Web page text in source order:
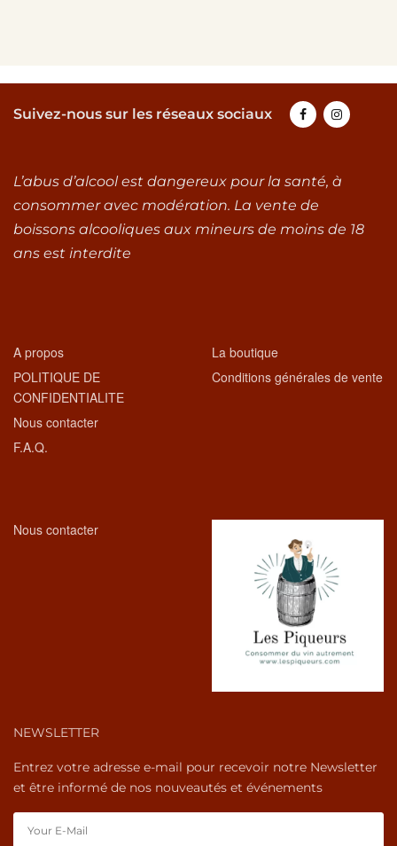
Suivez-nous sur les réseaux sociaux
L’abus d’alcool est dangereux pour la santé, à
consommer avec modération. La vente de
boissons alcooliques aux mineurs de moins de 18
ans est interdite
A propos
POLITIQUE DE
CONFIDENTIALITE
Nous contacter
F.A.Q.
La boutique
Conditions générales de vente
Nous contacter
NEWSLETTER
Entrez votre adresse e-mail pour recevoir notre Newsletter
et être informé de nos nouveautés et événements